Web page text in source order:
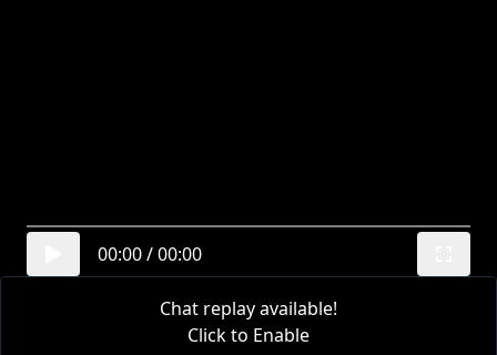
00:00/00:00
Chat replay available!
Click to Enable